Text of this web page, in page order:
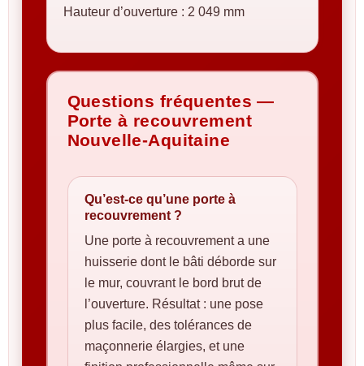
Hauteur d’ouverture : 2 049 mm
Questions fréquentes —
Porte à recouvrement
Nouvelle-Aquitaine
Qu’est-ce qu’une porte à
recouvrement ?
Une porte à recouvrement a une
huisserie dont le bâti déborde sur
le mur, couvrant le bord brut de
l’ouverture. Résultat : une pose
plus facile, des tolérances de
maçonnerie élargies, et une